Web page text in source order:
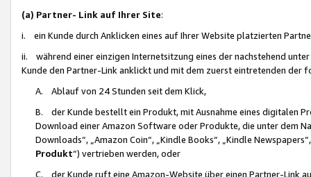
(a) Partner- Link auf Ihrer Site:
i. ein Kunde durch Anklicken eines auf Ihrer Website platzierten
ii. während einer einzigen Internetsitzung eines der nachstehend
Kunde den Partner-Link anklickt und mit dem zuerst eintretenden der
A. Ablauf von 24 Stunden seit dem Klick,
B. der Kunde bestellt ein Produkt, mit Ausnahme eines digitalen
Download einer Amazon Software oder Produkte, die unter dem
Downloads“, „Amazon Coin“, „Kindle Books“, „Kindle
Produkt“) vertrieben werden, oder
C. der Kunde ruft eine Amazon-Website über einen Partner-Link